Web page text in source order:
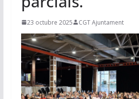
23 octubre 2025 CGT Ajuntament